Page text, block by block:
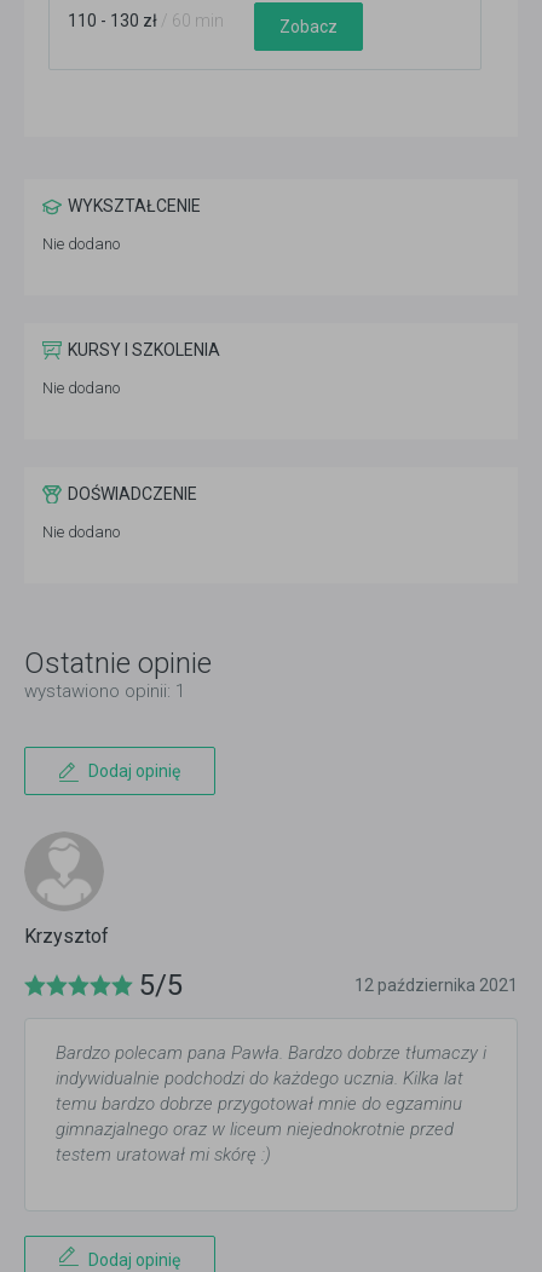
110 - 130 zł / 60 min Zobacz
WYKSZTAŁCENIE
Nie dodano
KURSY I SZKOLENIA
Nie dodano
DOŚWIADCZENIE
Nie dodano
Ostatnie opinie
wystawiono opinii: 1
Dodaj opinię
Krzysztof
5/5 12 października 2021
Bardzo polecam pana Pawła. Bardzo dobrze tłumaczy i
indywidualnie podchodzi do każdego ucznia. Kilka lat
temu bardzo dobrze przygotował mnie do egzaminu
gimnazjalnego oraz w liceum niejednokrotnie przed
testem uratował mi skórę :)
Dodaj opinię